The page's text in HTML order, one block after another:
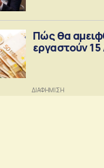
Πώς θα
εργαστούν